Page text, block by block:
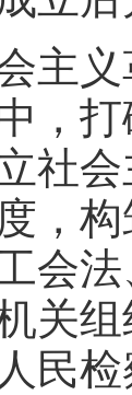
主
，打
社
，
会
关
民